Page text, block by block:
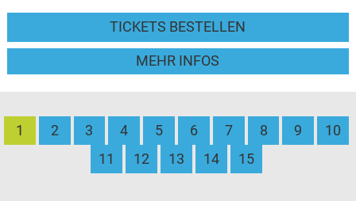
TICKETS BESTELLEN
MEHR INFOS
1 2 3 4 5 6 7 8 9
10
11
12 13 14 15